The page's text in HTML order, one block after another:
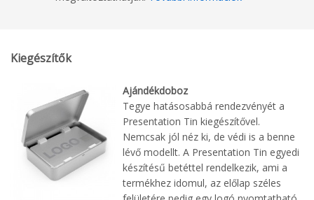
Kiegészítők
Ajándékdoboz
Tegye hatásosabbá rendezvényét a
Presentation Tin kiegészítővel.
Nemcsak jól néz ki, de védi is a benne
lévő modellt. A Presentation Tin egyedi
készítésű betéttel rendelkezik, ami a
termékhez idomul, az előlap széles